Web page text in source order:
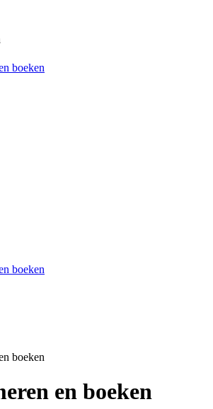
boeken
boeken
boeken
en boeken